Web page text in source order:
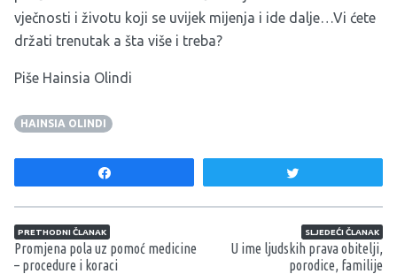
vječnosti i životu koji se uvijek mijenja i ide dalje…Vi ćete
držati trenutak a šta više i treba?
Piše Hainsia Olindi
HAINSIA OLINDI
Navigacija članaka
PRETHODNI ČLANAK
Promjena pola uz pomoć medicine
– procedure i koraci
SLJEDEĆI ČLANAK
U ime ljudskih prava obitelji,
porodice, familije